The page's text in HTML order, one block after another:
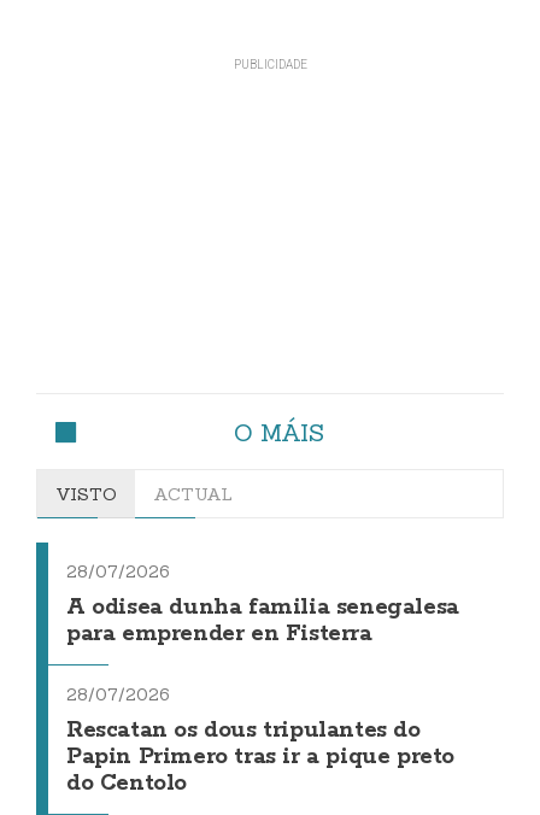
O MÁIS
VISTO ACTUAL
28/07/2026
A odisea dunha familia senegalesa
para emprender en Fisterra
28/07/2026
Rescatan os dous tripulantes do
Papin Primero tras ir a pique preto
do Centolo